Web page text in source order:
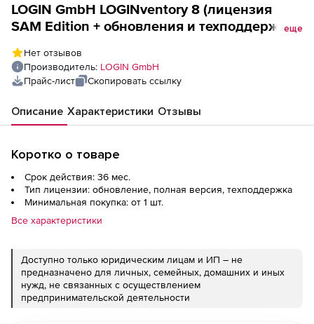
LOGIN GmbH LOGINventory 8 (лицензия
SAM Edition + обновления и техподдержка,
еще
Нет отзывов
Производитель: LOGIN GmbH
Прайс-лист
Скопировать ссылку
Описание Характеристики Отзывы
Коротко о товаре
Срок действия: 36 мес.
Тип лицензии: обновление, полная версия, техподдержка
Минимальная покупка: от 1 шт.
Все характеристики
Доступно только юридическим лицам и ИП – не
предназначено для личных, семейных, домашних и иных
нужд, не связанных с осуществлением
предпринимательской деятельности